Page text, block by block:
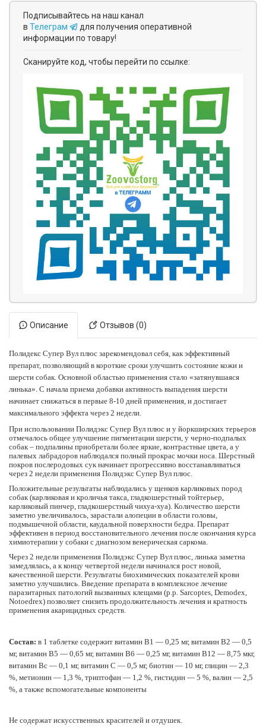
Подписывайтесь на наш канал
в Телеграм
для получения оперативной
информации по товару!
Сканируйте код, чтобы перейти по ссылке:
Описание Отзывов (0)
Полидекс Супер Вул плюс зарекомендовал себя, как эффективный
препарат, позволяющий в короткие сроки улучшить состояние кожи и
шерсти собак. Основной областью применения стало «затянувшаяся
линька». С начала приема добавки активность выпадения шерсти
начинает снижаться в первые 8-10 дней применения, и достигает
максимального эффекта через 2 недели.
При использовании Полидэкс Супер Вул плюс и у йоркширских терьеров
отмечалось общее улучшение пигментации шерсти, у черно-подпалых
собак – подпалины приобретали более яркие, контрастные цвета, а у
палевых лабрадоров наблюдался полный прокрас мочки носа. Шерстный
покров послеродовых сук начинает прогрессивно восстанавливаться
через 2 недели применения Полидэкс Супер Вул плюс.
Положительные результаты наблюдались у щенков карликовых пород
собак (карликовая и кроличья такса, гладкошерстный тойтерьер,
карликовый пинчер, гладкошерстный чихуа-хуа). Количество шерсти
заметно увеличивалось, зарастали алопеции в области головы,
подмышечной области, каудальной поверхности бедра. Препарат
эффективен в период восстановительного лечения после окончания курса
химиотерапии у собаки с диагнозом венерическая саркома.
Через 2 недели применения Полидэкс Супер Вул плюс, линька заметна
замедлялась, а к концу четвертой недели начинался рост новой,
качественной шерсти. Результаты биохимических показателей крови
заметно улучшились. Введение препарата в комплексное лечение
паразитарных патологий вызванных клещами (p.p. Sarcoptes, Demodex,
Notoedrex) позволяет снизить продолжительность лечения и кратность
применения акарицидных средств.
Состав: в 1 таблетке содержит витамин B1 — 0,25 мг, витамин B2 — 0,5
мг, витамин B5 — 0,65 мг, витамин B6 — 0,25 мг, витамин B12 — 8,75 мкг,
витамин Bc — 0,1 мг, витамин С — 0,5 мг, биотин — 10 мг, глицин — 2,3
%, метионин — 1,3 %, триптофан — 1,2 %, гистидин — 5 %, валин — 2,5
%, а также вспомогательные компоненты
Не содержат искусственных красителей и отдушек.